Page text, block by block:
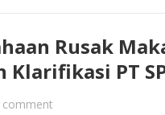
Rusak
PT
comment